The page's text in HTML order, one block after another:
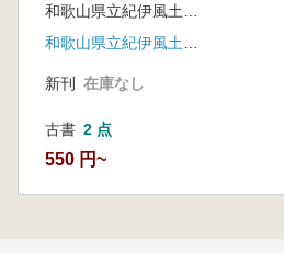
新刊 在庫なし
古書 2 点
550 円~